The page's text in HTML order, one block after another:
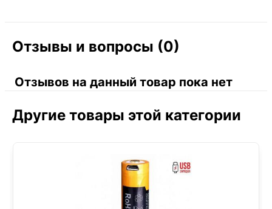
Отзывы и вопросы (0)
Отзывов на данный товар пока нет
Другие товары этой категории